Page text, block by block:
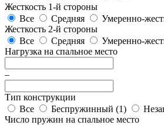
Жесткость 1-й стороны
Все
Средняя Умеренно-
Жесткость 2-й стороны
Все
Средняя Умеренно-
Нагрузка на спальное место
–
Тип конструкции
Все
Беспружинный (1)
Число пружин на спальное место